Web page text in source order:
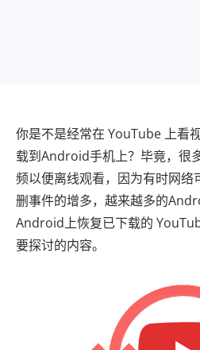
你是不是经常在 YouTube 上看
载到Android手机上？毕竟，很
频以便离线观看，因为有时网络
删事件的增多，越来越多的
Android上恢复已下载的
要探讨的内容。